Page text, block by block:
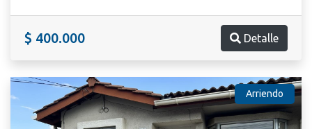
$ 400.000 Detalle
Arriendo